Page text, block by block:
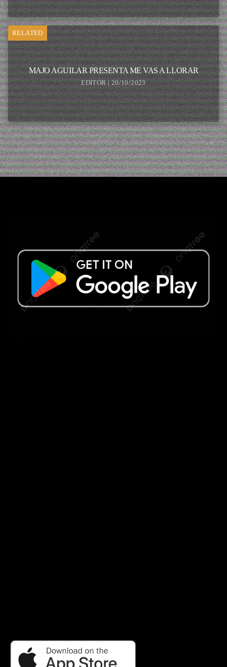
RELATED
MAJO AGUILAR PRESENTA ME VAS A LLORAR
EDITOR | 20/10/2023